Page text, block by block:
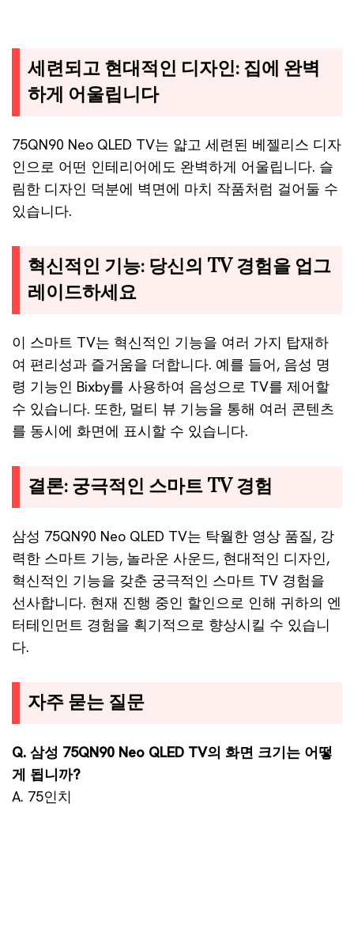
세련되고 현대적인 디자인: 집에 완벽
하게 어울립니다
75QN90 Neo QLED TV는 얇고 세련된 베젤리스 디자
인으로 어떤 인테리어에도 완벽하게 어울립니다. 슬
림한 디자인 덕분에 벽면에 마치 작품처럼 걸어둘 수
있습니다.
혁신적인 기능: 당신의 TV 경험을 업그
레이드하세요
이 스마트 TV는 혁신적인 기능을 여러 가지 탑재하
여 편리성과 즐거움을 더합니다. 예를 들어, 음성 명
령 기능인 Bixby를 사용하여 음성으로 TV를 제어할
수 있습니다. 또한, 멀티 뷰 기능을 통해 여러 콘텐츠
를 동시에 화면에 표시할 수 있습니다.
결론: 궁극적인 스마트 TV 경험
삼성 75QN90 Neo QLED TV는 탁월한 영상 품질, 강
력한 스마트 기능, 놀라운 사운드, 현대적인 디자인,
혁신적인 기능을 갖춘 궁극적인 스마트 TV 경험을
선사합니다. 현재 진행 중인 할인으로 인해 귀하의 엔
터테인먼트 경험을 획기적으로 향상시킬 수 있습니
다.
자주 묻는 질문
Q. 삼성 75QN90 Neo QLED TV의 화면 크기는 어떻
게 됩니까?
A. 75인치